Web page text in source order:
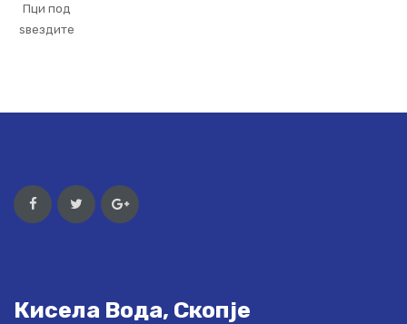
Пци под
ѕвездите
Кисела Вода, Скопје